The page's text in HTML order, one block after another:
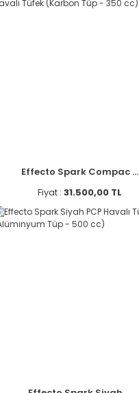
Effecto Spark Compac ...
Fiyat : 31.500,00 TL